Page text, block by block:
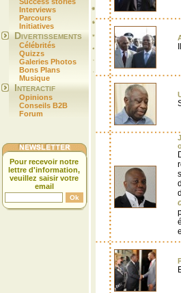
Interviews
Parcours
Initiatives
Divertissements
Célébrités
Quizzs
Galeries Photos
Bons Plans
Musique
Interactif
Opinions
Conseils B2B
Forum
Pour recevoir notre
lettre d'information,
veuillez saisir votre
email